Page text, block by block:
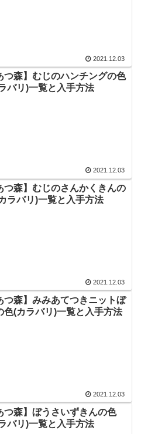
2021.12.03
つ森】むじのハンチングの色
バリ)一覧と入手方法
2021.12.03
つ森】むじのさんかくきんの
ラバリ)一覧と入手方法
2021.12.03
つ森】みみあてつきニットぼ
色(カラバリ)一覧と入手方法
2021.12.03
つ森】ぼうさいずきんの色
バリ)一覧と入手方法